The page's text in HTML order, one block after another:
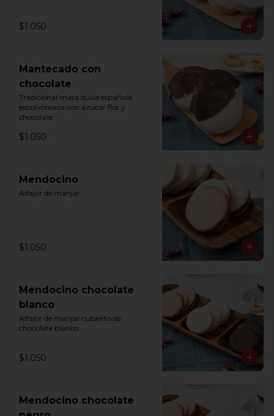
$1.050
Mantecado con
chocolate
Tradicional masa dulce española
espolvoreada con azucar flor y
chocolate
$1.050
Mendocino
Alfajor de manjar
$1.050
Mendocino chocolate
blanco
Alfajor de manjar cubierto de
chocolate blanco
$1.050
Mendocino chocolate